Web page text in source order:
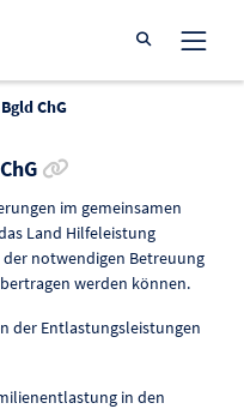
Suche öffnen
ChG
im gemeinsamen
Land Hilfeleistung
notwendigen Betreuung
werden können.
der Entlastungsleistungen
in den